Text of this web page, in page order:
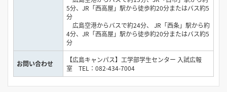
5分、JR「西高屋」駅から徒歩約20分またはバス約5
分
広島空港からバスで約24分、 JR「西条」駅から約
4分、JR「西高屋」駅から徒歩約20分またはバス約5
分
お問い合わせ
【広島キャンパス】工学部学生センター 入試広報
室 TEL：082-434-7004